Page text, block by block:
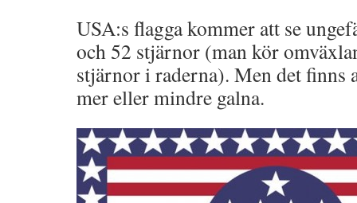
USA:s flagga kommer att se
och 52 stjärnor (man kör
stjärnor i raderna). Men det finns
mer eller mindre galna.